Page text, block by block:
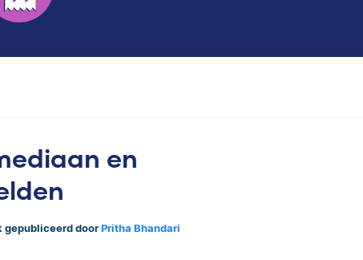
en
gepubliceerd doorPritha Bhandari